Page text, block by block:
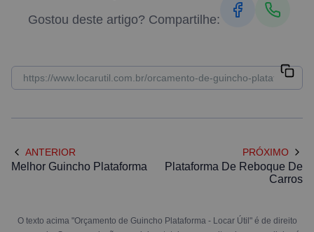
Gostou deste artigo? Compartilhe:
ANTERIOR
Melhor Guincho Plataforma
PRÓXIMO
Plataforma De Reboque De
Carros
O texto acima "Orçamento de Guincho Plataforma - Locar Útil" é de direito